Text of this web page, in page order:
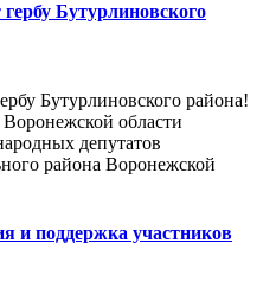
Бутурлиновского
Бутурлиновского района!
области
депутатов
района Воронежской
и поддержка участников